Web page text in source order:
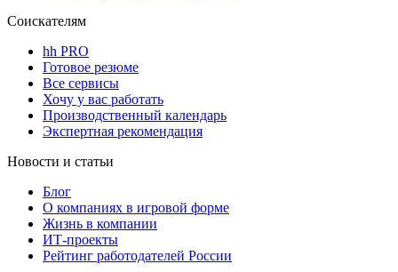
Соискателям
hh PRO
Готовое резюме
Все сервисы
Хочу у вас работать
Производственный календарь
Экспертная рекомендация
Новости и статьи
Блог
О компаниях в игровой форме
Жизнь в компании
ИТ-проекты
Рейтинг работодателей России